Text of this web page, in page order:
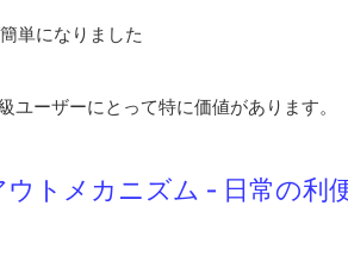
単になりました
ーザーにとって特に価値があります。
トメカニズム - 日常の利